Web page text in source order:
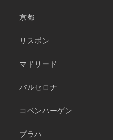
京都
リスボン
マドリード
バルセロナ
コペンハーゲン
プラハ